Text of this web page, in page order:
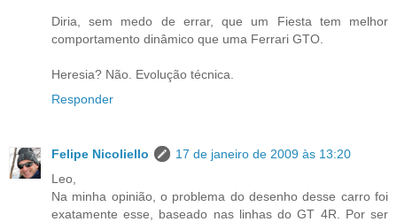
Diria, sem medo de errar, que um Fiesta tem melhor
comportamento dinâmico que uma Ferrari GTO.
Heresia? Não. Evolução técnica.
Responder
Felipe Nicoliello
17 de janeiro de 2009 às 13:20
Leo,
Na minha opinião, o problema do desenho desse carro foi
exatamente esse, baseado nas linhas do GT 4R. Por ser